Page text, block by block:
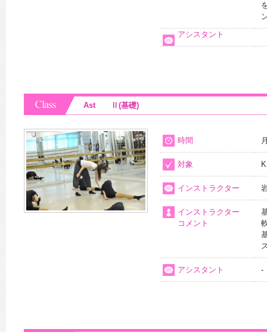
アシスタント
Ast Ⅱ(基礎)
時間
対象
インストラクター
インストラクター
コメント
アシスタント -